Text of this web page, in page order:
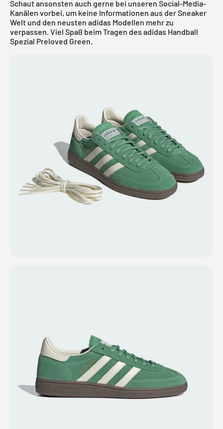
Schaut ansonsten auch gerne bei unseren Social-Media-
Kanälen vorbei, um keine Informationen aus der Sneaker
Welt und den neusten adidas Modellen mehr zu
verpassen. Viel Spaß beim Tragen des adidas Handball
Spezial Preloved Green.